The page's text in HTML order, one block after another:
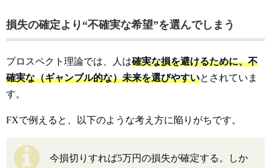
損失の確定より“不確実な希望”を選んでしまう
プロスペクト理論では、人は確実な損を避けるために、不
確実な（ギャンブル的な）未来を選びやすいとされていま
す。
FXで例えると、以下のような考え方に陥りがちです。
今損切りすれば5万円の損失が確定する。しか